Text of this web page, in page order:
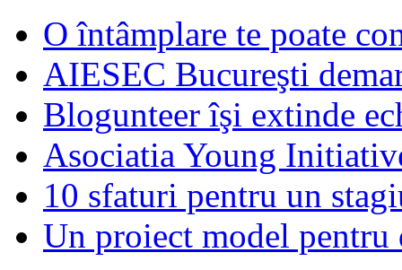
O întâmplare te poate
AIESEC Bucureşti
Blogunteer îşi extinde
Asociatia Young
10 sfaturi pentru un
Un proiect model